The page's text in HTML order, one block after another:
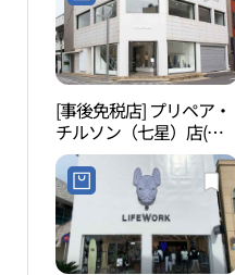
[事後免税店] プリペア・
チルソン（七星）店(프
리페어 칠성점)